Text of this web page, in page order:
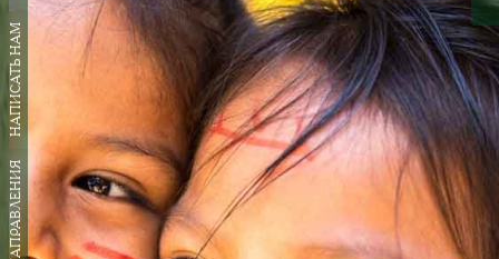
НАПИСАТЬ НАМ
ВСЕ НАПРАВЛЕНИЯ